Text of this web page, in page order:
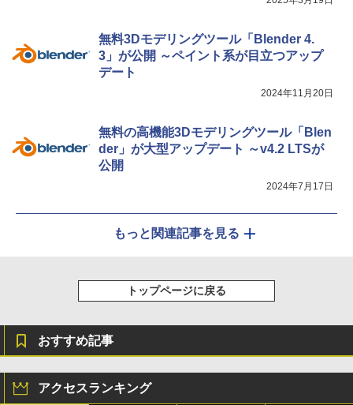
無料3Dモデリングツール「Blender 4.
3」が公開 ～ペイント系が目立つアップ
デート
2024年11月20日
無料の高機能3Dモデリングツール「Blen
der」が大型アップデート ～v4.2 LTSが
公開
2024年7月17日
もっと関連記事を見る
トップページに戻る
おすすめ記事
アクセスランキング